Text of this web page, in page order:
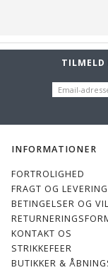
TILMELD
INFORMATIONER
FORTROLIGHED
FRAGT OG LEVERING
BETINGELSER OG
KONTAKT OS
STRIKKEFEER
BUTIKKER &